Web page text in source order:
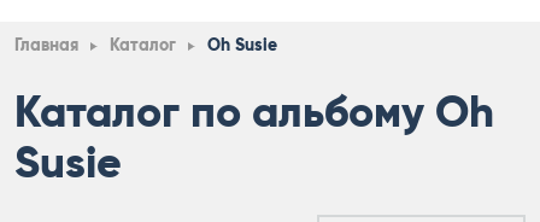
Главная Каталог Oh Susie
Каталог по альбому Oh
Susie